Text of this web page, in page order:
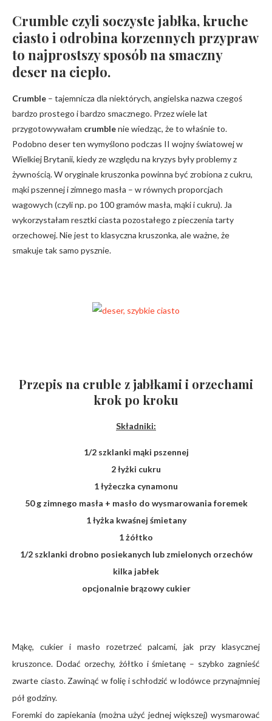
Crumble czyli soczyste jabłka, kruche
ciasto i odrobina korzennych przypraw
to najprostszy sposób na smaczny
deser na ciepło.
Crumble – tajemnicza dla niektórych, angielska nazwa czegoś
bardzo prostego i bardzo smacznego. Przez wiele lat
przygotowywałam crumblenie wiedząc, że to właśnie to.
Podobno deser ten wymyślono podczas II wojny światowej w
Wielkiej Brytanii, kiedy ze względu na kryzys były problemy z
żywnością. W oryginale kruszonka powinna być zrobiona z cukru,
mąki pszennej i zimnego masła – w równych proporcjach
wagowych (czyli np. po 100 gramów masła, mąki i cukru). Ja
wykorzystałam resztki ciasta pozostałego z pieczenia tarty
orzechowej. Nie jest to klasyczna kruszonka, ale ważne, że
smakuje tak samo pysznie.
Przepis na cruble z jabłkami i orzechami
krok po kroku
Składniki:
1/2 szklanki mąki pszennej
2 łyżki cukru
1 łyżeczka cynamonu
50 g zimnego masła + masło do wysmarowania foremek
1 łyżka kwaśnej śmietany
1 żółtko
1/2 szklanki drobno posiekanych lub zmielonych orzechów
kilka jabłek
opcjonalnie brązowy cukier
Mąkę, cukier i masło rozetrzeć palcami, jak przy klasycznej
kruszonce. Dodać orzechy, żółtko i śmietanę – szybko zagnieść
zwarte ciasto. Zawinąć w folię i schłodzić w lodówce przynajmniej
pół godziny.
Foremki do zapiekania (można użyć jednej większej) wysmarować